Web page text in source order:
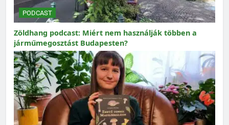
PODCAST
Zöldhang podcast: Miért nem használják többen a
járműmegosztást Budapesten?